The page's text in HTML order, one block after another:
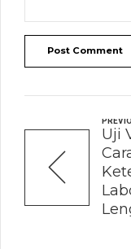
Post Comment
Uji